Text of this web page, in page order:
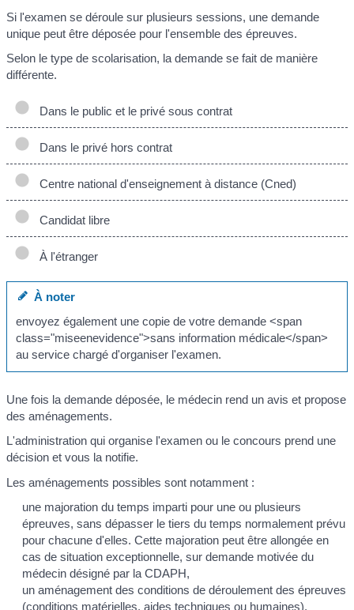
Si l'examen se déroule sur plusieurs sessions, une demande
unique peut être déposée pour l'ensemble des épreuves.
Selon le type de scolarisation, la demande se fait de manière
différente.
Dans le public et le privé sous contrat
Dans le privé hors contrat
Centre national d'enseignement à distance (Cned)
Candidat libre
À l'étranger
À noter
envoyez également une copie de votre demande <span
class="miseenevidence">sans information médicale</span>
au service chargé d'organiser l'examen.
Une fois la demande déposée, le médecin rend un avis et propose
des aménagements.
L'administration qui organise l'examen ou le concours prend une
décision et vous la notifie.
Les aménagements possibles sont notamment :
une majoration du temps imparti pour une ou plusieurs
épreuves, sans dépasser le tiers du temps normalement prévu
pour chacune d'elles. Cette majoration peut être allongée en
cas de situation exceptionnelle, sur demande motivée du
médecin désigné par la CDAPH,
un aménagement des conditions de déroulement des épreuves
(conditions matérielles, aides techniques ou humaines),